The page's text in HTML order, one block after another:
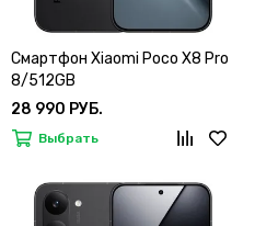
Смартфон Xiaomi Poco X8 Pro
8/512GB
28 990 РУБ.
Выбрать